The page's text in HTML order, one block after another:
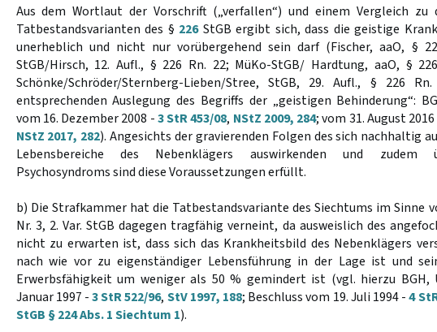
Aus dem Wortlaut der Vorschrift („verfallen“) und einem Vergleich zu
Tatbestandsvarianten des § 226StGB ergibt sich, dass die geistige
unerheblich und nicht nur vorübergehend sein darf (Fischer, aaO, §
StGB/Hirsch, 12. Aufl., § 226 Rn. 22; MüKo-StGB/ Hardtung, aaO, §
Schönke/Schröder/Sternberg-Lieben/Stree, StGB, 29. Aufl., § 226
entsprechenden Auslegung des Begriffs der „geistigen Behinderung“:
vom 16. Dezember 2008 -3 StR 453/08, NStZ 2009, 284; vom 31. August 2016
NStZ 2017, 282). Angesichts der gravierenden Folgen des sich nachhaltig
Lebensbereiche des Nebenklägers auswirkenden und zudem
Psychosyndroms sind diese Voraussetzungen erfüllt.
b) Die Strafkammer hat die Tatbestandsvariante des Siechtums im Sinne
Nr. 3, 2. Var. StGB dagegen tragfähig verneint, da ausweislich des
nicht zu erwarten ist, dass sich das Krankheitsbild des Nebenklägers
nach wie vor zu eigenständiger Lebensführung in der Lage ist und
Erwerbsfähigkeit um weniger als 50 % gemindert ist (vgl. hierzu BGH,
Januar 1997 -3 StR 522/96, StV 1997, 188; Beschluss vom 19. Juli 1994 -4
StGB § 224 Abs. 1 Siechtum 1).